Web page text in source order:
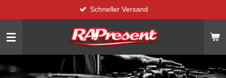
Hauptinhalt
springen
Schneller Versand